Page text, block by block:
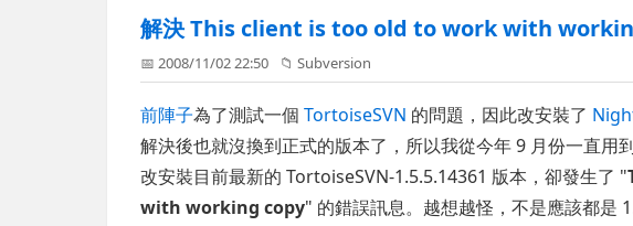
解決 This client is too old to work with
📅 2008/11/02 22:50 📁Subversion
前陣子為了測試一個TortoiseSVN 的問題，因此改安裝了
解決後也就沒換到正式的版本了，所以我從今年 9 月份一直用
改安裝目前最新的 TortoiseSVN-1.5.5.14361 版本，卻發生了 "
with working copy" 的錯誤訊息。越想越怪，不是應該都是